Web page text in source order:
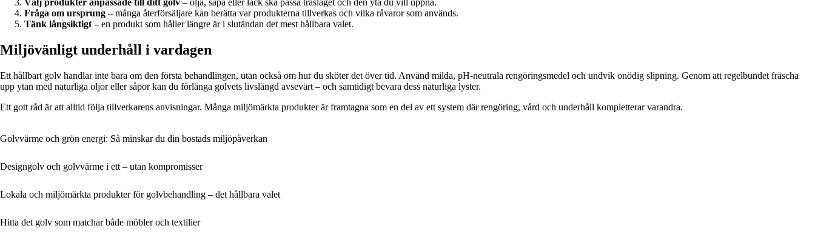
Välj produkter anpassade till ditt golv – olja, såpa eller lack ska passa träslaget och den yta du vill uppnå.
Fråga om ursprung – många återförsäljare kan berätta var produkterna tillverkas och vilka råvaror som används.
Tänk långsiktigt – en produkt som håller längre är i slutändan det mest hållbara valet.
Miljövänligt underhåll i vardagen
Ett hållbart golv handlar inte bara om den första behandlingen, utan också om hur du sköter det över tid. Använd milda, pH-neutrala rengöringsmedel och undvik onödig slipning. Genom att regelbundet fräscha
upp ytan med naturliga oljor eller såpor kan du förlänga golvets livslängd avsevärt – och samtidigt bevara dess naturliga lyster.
Ett gott råd är att alltid följa tillverkarens anvisningar. Många miljömärkta produkter är framtagna som en del av ett system där rengöring, vård och underhåll kompletterar varandra.
Golvvärme och grön energi: Så minskar du din bostads miljöpåverkan
Designgolv och golvvärme i ett – utan kompromisser
Lokala och miljömärkta produkter för golvbehandling – det hållbara valet
Hitta det golv som matchar både möbler och textilier